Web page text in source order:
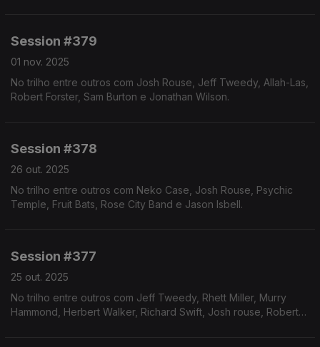
Session #379
01 nov. 2025
No trilho entre outros com Josh Rouse, Jeff Tweedy, Allah-Las,
Robert Forster, Sam Burton e Jonathan Wilson.
Session #378
26 out. 2025
No trilho entre outros com Neko Case, Josh Rouse, Psychic
Temple, Fruit Bats, Rose City Band e Jason Isbell.
Session #377
25 out. 2025
No trilho entre outros com Jeff Tweedy, Rhett Miller, Murry
Hammond, Herbert Walker, Richard Swift, Josh rouse, Robert